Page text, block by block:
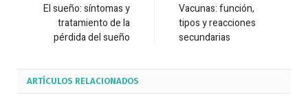
El sueño: síntomas y
tratamiento de la
pérdida del sueño
Vacunas: función,
tipos y reacciones
secundarias
ARTÍCULOS RELACIONADOS